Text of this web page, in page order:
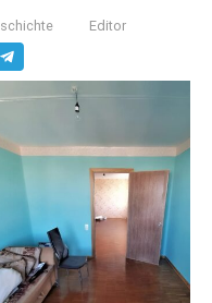
Editor